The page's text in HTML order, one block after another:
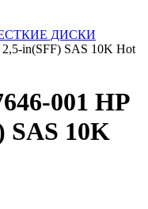
ДИСКИ
in(SFF) SAS 10K Hot
001 HP
SAS 10K